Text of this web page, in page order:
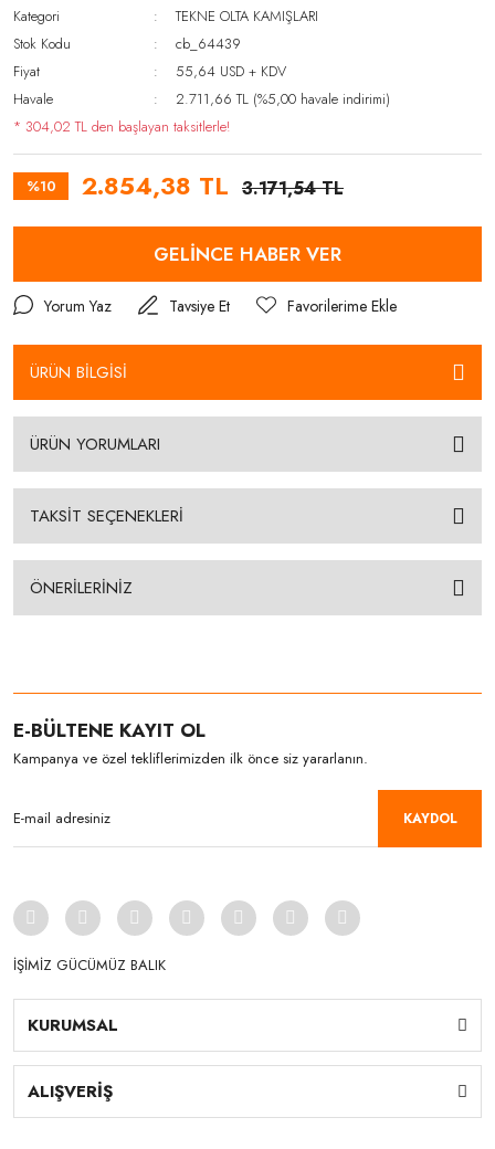
Kategori
TEKNE OLTA KAMIŞLARI
Stok Kodu
cb_64439
Fiyat
55,64 USD + KDV
Havale
2.711,66 TL (%5,00 havale indirimi)
* 304,02 TL den başlayan taksitlerle!
%10 2.854,38 TL 3.171,54 TL
GELİNCE HABER VER
Yorum Yaz Tavsiye Et
ÜRÜN BİLGİSİ
ÜRÜN YORUMLARI
TAKSİT SEÇENEKLERİ
ÖNERİLERİNİZ
E-BÜLTENE KAYIT OL
Kampanya ve özel tekliflerimizden ilk önce siz yararlanın.
KAYDOL
İŞİMİZ GÜCÜMÜZ BALIK
KURUMSAL
ALIŞVERİŞ